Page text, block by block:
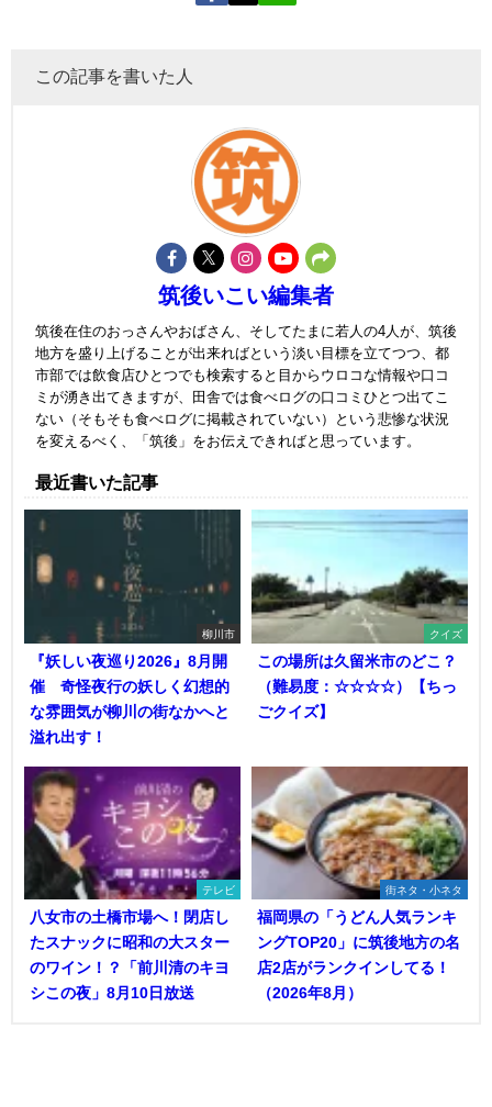
この記事を書いた人
筑後いこい編集者
筑後在住のおっさんやおばさん、そしてたまに若人の4人が、筑後
地方を盛り上げることが出来ればという淡い目標を立てつつ、都
市部では飲食店ひとつでも検索すると目からウロコな情報や口コ
ミが湧き出てきますが、田舎では食べログの口コミひとつ出てこ
ない（そもそも食べログに掲載されていない）という悲惨な状況
を変えるべく、「筑後」をお伝えできればと思っています。
最近書いた記事
柳川市
『妖しい夜巡り2026』8月開
催 奇怪夜行の妖しく幻想的
な雰囲気が柳川の街なかへと
溢れ出す！
クイズ
この場所は久留米市のどこ？
（難易度：☆☆☆☆）【ちっ
ごクイズ】
テレビ
八女市の土橋市場へ！閉店し
たスナックに昭和の大スター
のワイン！？「前川清のキヨ
シこの夜」8月10日放送
街ネタ・小ネタ
福岡県の「うどん人気ランキ
ングTOP20」に筑後地方の名
店2店がランクインしてる！
（2026年8月）